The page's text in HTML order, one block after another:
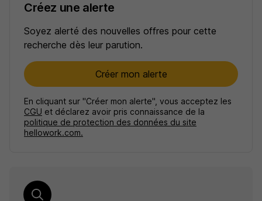
Créez une alerte
Soyez alerté des nouvelles offres pour cette
recherche dès leur parution.
Créer mon alerte
En cliquant sur "Créer mon alerte", vous acceptez les
CGU et déclarez avoir pris connaissance de la
politique de protection des données du site
hellowork.com.